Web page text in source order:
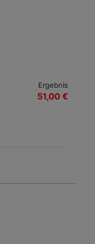
Ergebnis
51,00 €